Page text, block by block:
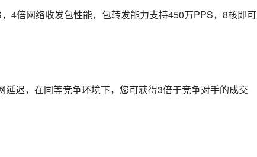
4倍网络收发包性能，包转发能力支持450万PPS，8核即可
迟，在同等竞争环境下，您可获得3倍于竞争对手的成交